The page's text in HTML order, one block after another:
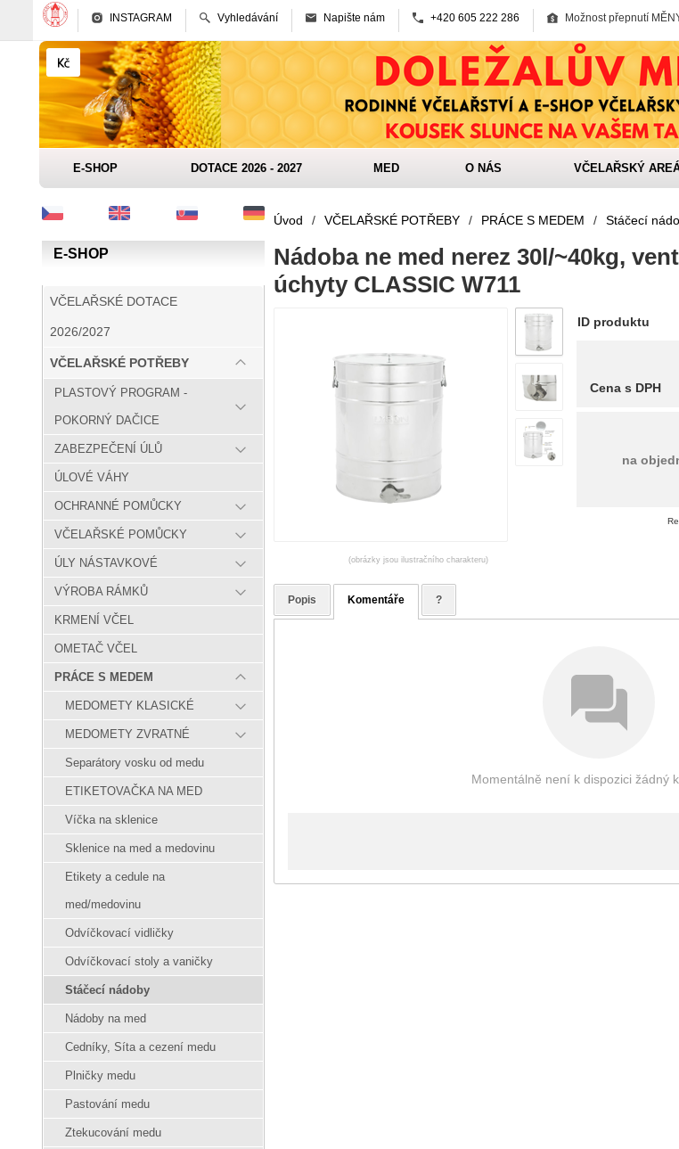
INSTAGRAM Vyhledávání Napište nám +420 605 222 286 Možnost přepnutí
E-SHOP DOTACE 2026 - 2027 MED O NÁS VČELAŘSKÝ
E-SHOP
VČELAŘSKÉ DOTACE
2026/2027
VČELAŘSKÉ POTŘEBY
PLASTOVÝ PROGRAM -
POKORNÝ DAČICE
ZABEZPEČENÍ ÚLŮ
ÚLOVÉ VÁHY
OCHRANNÉ POMŮCKY
VČELAŘSKÉ POMŮCKY
ÚLY NÁSTAVKOVÉ
VÝROBA RÁMKŮ
KRMENÍ VČEL
OMETAČ VČEL
PRÁCE S MEDEM
MEDOMETY KLASICKÉ
MEDOMETY ZVRATNÉ
Separátory vosku od medu
ETIKETOVAČKA NA MED
Víčka na sklenice
Sklenice na med a medovinu
Etikety a cedule na
med/medovinu
Odvíčkovací vidličky
Odvíčkovací stoly a vaničky
Stáčecí nádoby
Nádoby na med
Cedníky, Síta a cezení medu
Plničky medu
Pastování medu
Ztekucování medu
Úvod / VČELAŘSKÉ POTŘEBY / PRÁCE S MEDEM / Stáčecí
Nádoba ne med nerez 30l/~40kg,
úchyty CLASSIC W711
(obrázky jsou ilustračního charakteru)
ID produktu
Cena s DPH
na
Popis Komentáře ?
Momentálně není k dispozici žádný